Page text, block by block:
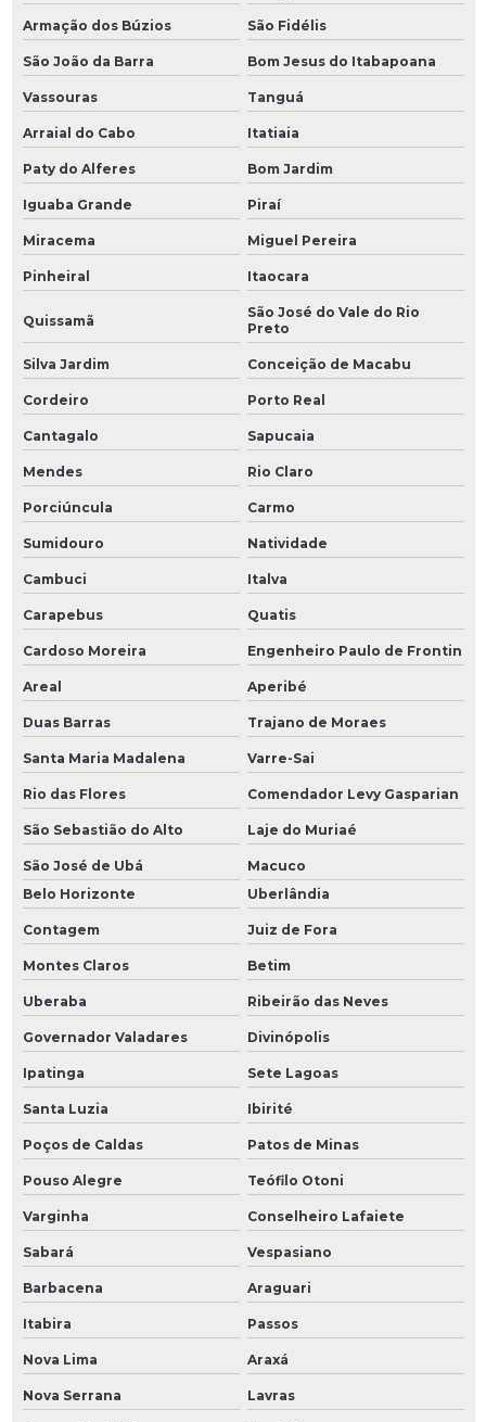
Armação dos Búzios São Fidélis
São João da Barra Bom Jesus do Itabapoana
Vassouras Tanguá
Arraial do Cabo Itatiaia
Paty do Alferes Bom Jardim
Iguaba Grande Piraí
Miracema Miguel Pereira
Pinheiral Itaocara
Quissamã
São José do Vale do Rio
Preto
Silva Jardim Conceição de Macabu
Cordeiro Porto Real
Cantagalo Sapucaia
Mendes Rio Claro
Porciúncula Carmo
Sumidouro Natividade
Cambuci Italva
Carapebus Quatis
Cardoso Moreira Engenheiro Paulo de Frontin
Areal Aperibé
Duas Barras Trajano de Moraes
Santa Maria Madalena Varre-Sai
Rio das Flores Comendador Levy Gasparian
São Sebastião do Alto Laje do Muriaé
São José de Ubá
Macuco
Belo Horizonte
Uberlândia
Contagem Juiz de Fora
Montes Claros Betim
Uberaba Ribeirão das Neves
Governador Valadares Divinópolis
Ipatinga Sete Lagoas
Santa Luzia Ibirité
Poços de Caldas Patos de Minas
Pouso Alegre Teófilo Otoni
Varginha Conselheiro Lafaiete
Sabará Vespasiano
Barbacena Araguari
Itabira Passos
Nova Lima Araxá
Nova Serrana Lavras